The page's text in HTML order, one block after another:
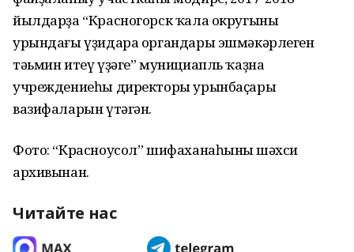
йылдарҙа “Красногорск ҡала округының
урындағы үҙидара органдары эшмәкәрлеген
тәьмин итеү үҙәге” мунициапль ҡаҙна
учреждениеһы директоры урынбаҫары
вазифаларын үтәгән.
Фото: “Красноусол” шифаханаһының шәхси
архивынан.
Читайте нас